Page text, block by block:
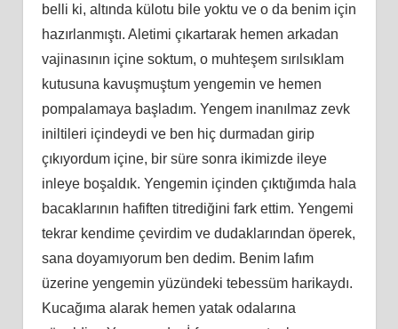
belli ki, altında külotu bile yoktu ve o da benim için
hazırlanmıştı. Aletimi çıkartarak hemen arkadan
vajinasının içine soktum, o muhteşem sırılsıklam
kutusuna kavuşmuştum yengemin ve hemen
pompalamaya başladım. Yengem inanılmaz zevk
iniltileri içindeydi ve ben hiç durmadan girip
çıkıyordum içine, bir süre sonra ikimizde ileye
inleye boşaldık. Yengemin içinden çıktığımda hala
bacaklarının hafiften titrediğini fark ettim. Yengemi
tekrar kendime çevirdim ve dudaklarından öperek,
sana doyamıyorum ben dedim. Benim lafım
üzerine yengemin yüzündeki tebessüm harikaydı.
Kucağıma alarak hemen yatak odalarına